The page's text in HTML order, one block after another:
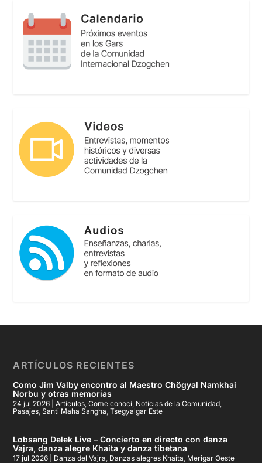
ARTÍCULOS RECIENTES
Como Jim Valby encontro al Maestro Chögyal Namkhai
Norbu y otras memorias
24 jul 2026 |Artículos ,Come conocí Noticias de la Comunidad
Pasajes ,Santi Maha Sangha ,Tsegyalgar Este
Lobsang Delek Live – Concierto en directo con danza
Vajra, danza alegre Khaita y danza tibetana
17 jul 2026 Danza del Vajra Danzas alegres Khaita Merigar Oeste